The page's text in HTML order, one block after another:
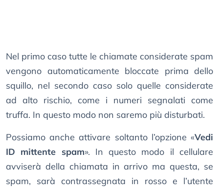
Nel primo caso tutte le chiamate considerate spam
vengono automaticamente bloccate prima dello
squillo, nel secondo caso solo quelle considerate
ad alto rischio, come i numeri segnalati come
truffa. In questo modo non saremo più disturbati.
Possiamo anche attivare soltanto l’opzione «Vedi
ID mittente spam». In questo modo il cellulare
avviserà della chiamata in arrivo ma questa, se
spam, sarà contrassegnata in rosso e l’utente